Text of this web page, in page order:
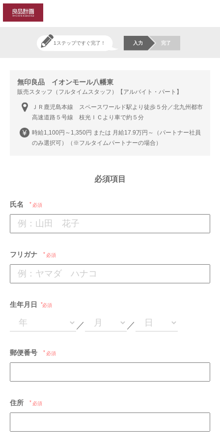
1ステップですぐ完了！ 入力 完了
無印良品 イオンモール八幡東
販売スタッフ（フルタイムスタッフ）【アルバイト・パート】
ＪＲ鹿児島本線 スペースワールド駅より徒歩５分／北九州都市
高速道路５号線 枝光ＩＣより車で約５分
時給1,100円～1,350円 または 月給17.9万円～（パートナー社員
のみ選択可）（※フルタイムパートナーの場合）
必須項目
氏名 必須
フリガナ 必須
生年月日 必須
／ ／
郵便番号 必須
住所 必須
'AW-11029428365');